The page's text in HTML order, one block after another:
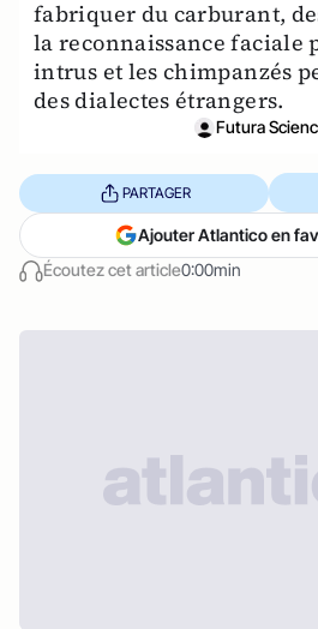
fabriquer du carburant,
la reconnaissance faciale
intrus et les chimpanzés
des dialectes étrangers.
Futura
Écoutez cet article0:00min
PARTAGER
Ajouter Atlantico en